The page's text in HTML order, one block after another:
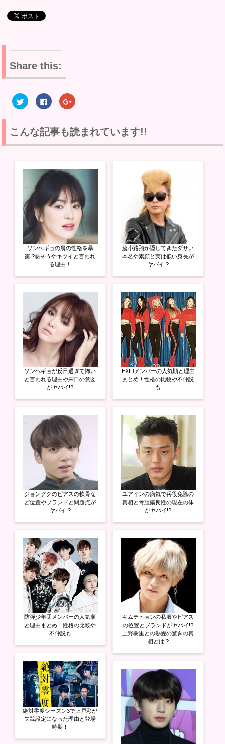
Share this:
ク
リ
て
T
i
新
し
い
ウ
ィ
ン
ド
ウ
で
開
す
F
a
o
o
で
る
ッ
ク
し
く
だ
さ
い
(
新
し
い
ウ
ド
ウ
で
開
き
ま
す
)
ク
リ
て
G
o
で
共
有
(
新
し
い
ウ
ィ
ン
ド
ウ
で
開
す
こんな記事も読まれています!!
ソンヘギョの裏の性格を暴
露!?悪そうやキツイと言われ
る理由！
ソンヘギョが反日過ぎて怖い
と言われる理由や来日の意図
がヤバイ!?
ジョングクのピアスの軟骨な
ど位置やブランドと問題点が
ヤバイ!?
防弾少年団メンバーの人気順
と理由まとめ！性格の比較や
不仲説も
絶対零度シーズン3で上戸彩が
失踪設定になった理由と登場
時期！
綾小路翔が隠してきたダサい
本名や素顔と実は低い身長が
ヤバイ!?
EXIDメンバーの人気順と理由
まとめ！性格の比較や不仲説
も
ユアインの病気で兵役免除の
真相と骨腫瘍良性の現在の体
がヤバイ!?
キムテヒョンの私服やピアス
の位置とブランドがヤバイ!?
上野樹里との熱愛の驚きの真
相とは!?